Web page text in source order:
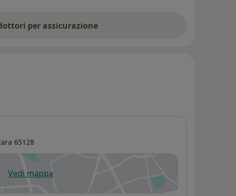
per assicurazione
65128
Vedi mappasi apre in una nuova scheda